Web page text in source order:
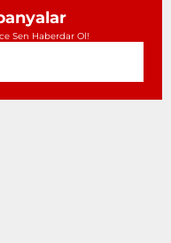
Sen Haberdar Ol!